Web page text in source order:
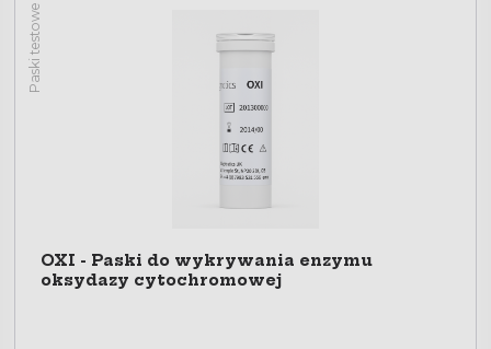
OXI - Paski do wykrywania enzymu
oksydazy cytochromowej
Paski testowe